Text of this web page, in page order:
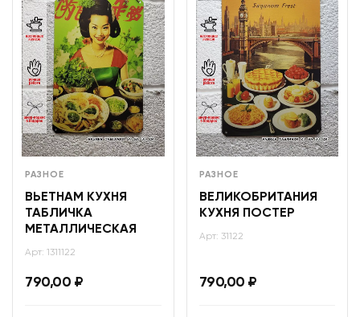
РАЗНОЕ
ВЬЕТНАМ КУХНЯ
ТАБЛИЧКА
МЕТАЛЛИЧЕСКАЯ
Арт: 1311122
790,00 ₽
РАЗНОЕ
ВЕЛИКОБРИТАНИЯ
КУХНЯ ПОСТЕР
Арт: 31122
790,00 ₽